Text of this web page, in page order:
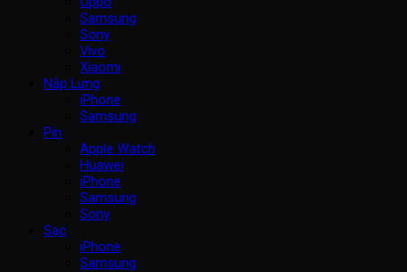
Samsung
Sony
Vivo
Xiaomi
Nắp Lưng
iPhone
Samsung
Pin
Apple Watch
Huawei
iPhone
Samsung
Sony
Sạc
iPhone
Samsung